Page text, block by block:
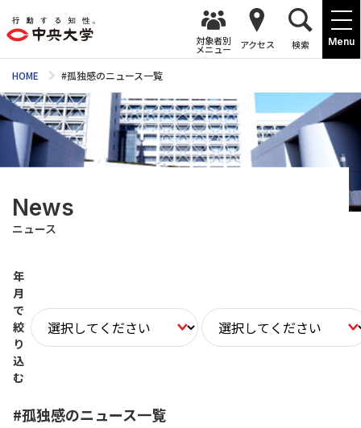
Menu
対象者別
メニュー アクセス 検索
HOME #孤独感のニュース一覧
News
ニュース
年
月
で
絞
り
込
む
#孤独感のニュース一覧